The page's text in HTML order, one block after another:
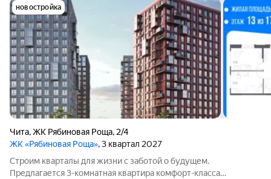
новостройка
Чита,ЖК Рябиновая Роща, 2/4
ЖК «Рябиновая Роща», 3 квартал 2027
Строим кварталы для жизни с заботой о будущем.
Предлагается 3-комнатная квартира комфорт-класса